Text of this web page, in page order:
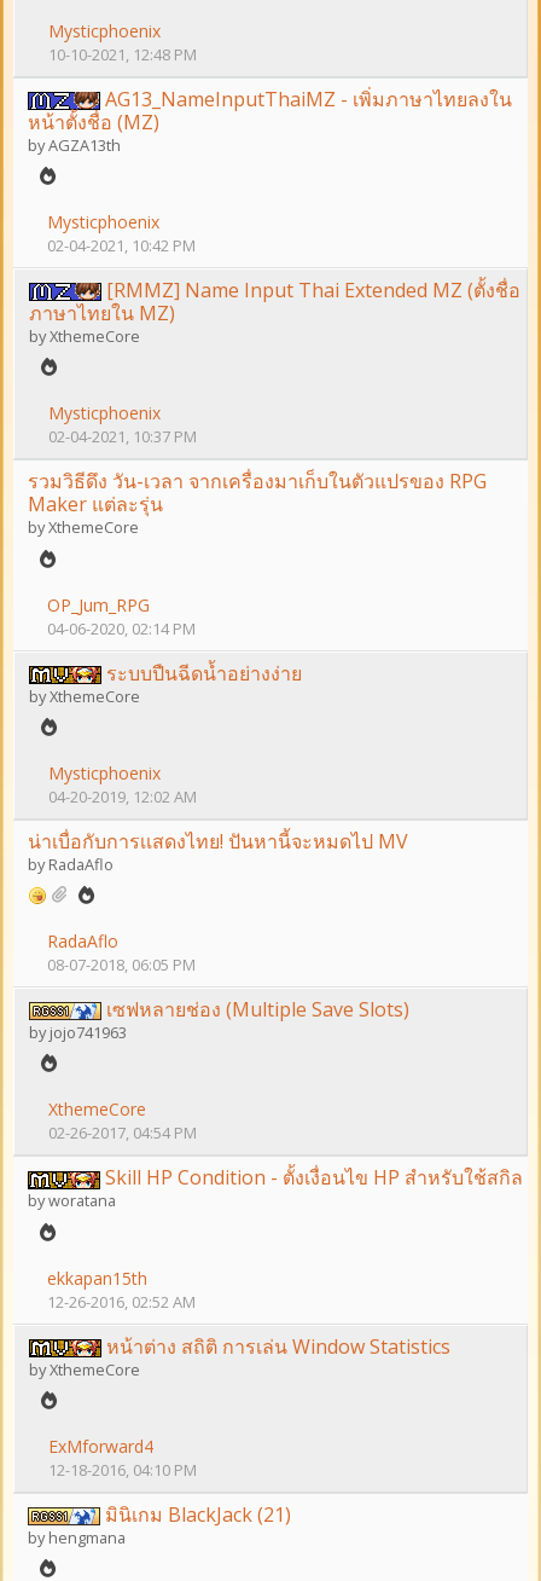
Mysticphoenix
10-10-2021, 12:48 PM
AG13_NameInputThaiMZ - เพิ่มภาษาไทยลงใน
หน้าตั้งชื่อ (MZ)
byAGZA13th
Mysticphoenix
02-04-2021, 10:42 PM
[RMMZ] Name Input Thai Extended MZ (ตั้งชื่อ
ภาษาไทยใน MZ)
byXthemeCore
Mysticphoenix
02-04-2021, 10:37 PM
รวมวิธีดึง วัน-เวลา จากเครื่องมาเก็บในตัวแปรของ RPG
Maker แต่ละรุ่น
byXthemeCore
OP_Jum_RPG
04-06-2020, 02:14 PM
ระบบปืนฉีดน้ำอย่างง่าย
byXthemeCore
Mysticphoenix
04-20-2019, 12:02 AM
น่าเบื่อกับการเเสดงไทย! ปันหานี้จะหมดไป MV
byRadaAflo
RadaAflo
08-07-2018, 06:05 PM
เซฟหลายช่อง (Multiple Save Slots)
byjojo741963
XthemeCore
02-26-2017, 04:54 PM
Skill HP Condition - ตั้งเงื่อนไข HP สำหรับใช้สกิล
byworatana
ekkapan15th
12-26-2016, 02:52 AM
หน้าต่าง สถิติ การเล่น Window Statistics
byXthemeCore
ExMforward4
12-18-2016, 04:10 PM
มินิเกม BlackJack (21)
byhengmana